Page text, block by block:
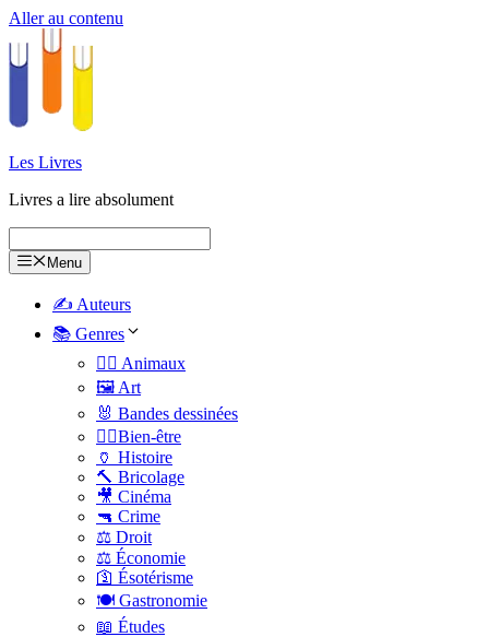
Aller au contenu
Les Livres
Livres a lire absolument
Menu
✍️ Auteurs
📚 Genres
🐕‍🦺 Animaux
🖼️ Art
🐰 Bandes dessinées
🧑‍⚕️Bien-être
🏺 Histoire
🔨 Bricolage
🎥 Cinéma
🔫 Crime
⚖️ Droit
⚖️ Économie
🛐 Ésotérisme
🍽️ Gastronomie
📖 Études